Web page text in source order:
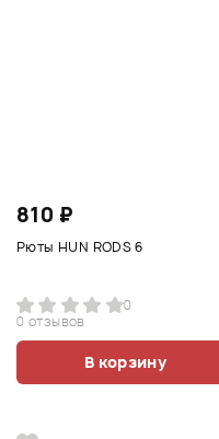
810 ₽
Рюты HUN RODS 6
0
0 отзывов
В корзину